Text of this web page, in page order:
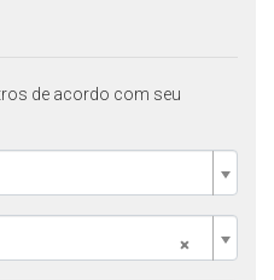
de acordo com seu
×